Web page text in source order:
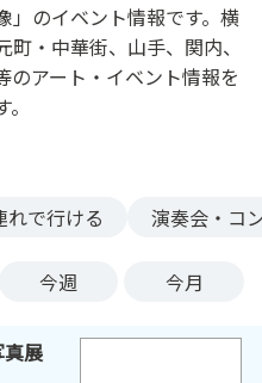
」のイベント情報です。横
・中華街、山手、関内、
のアート・イベント情報を
れで行ける 演奏会・コ
今週 今月
展